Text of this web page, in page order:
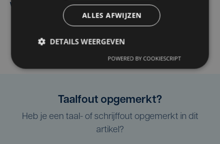
winkelgevel in Ieper
Taalfout opgemerkt?
Heb je een taal- of schrijffout opgemerkt in dit
artikel?
ALLES AFWIJZEN
DETAILS WEERGEVEN
POWERED BY COOKIESCRIPT